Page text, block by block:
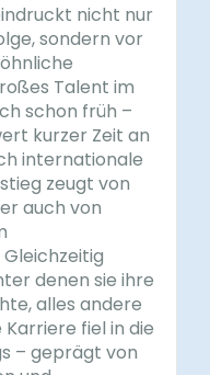
nicht nur
sondern vor
Talent im
schon früh –
kurzer Zeit an
internationale
zeugt von
auch von
denen sie ihre
alles andere
fiel in die
– geprägt von